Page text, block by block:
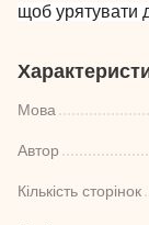
щоб урятувати
Мова
Автор
Кількість сторінок